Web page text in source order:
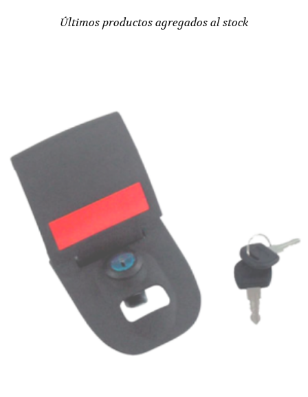
Últimos productos agregados al stock